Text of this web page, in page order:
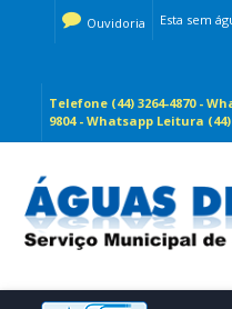
Esta sem
Ouvidoria
Telefone (44) 3264-4870 -
9804 - Whatsapp Leitura (44)